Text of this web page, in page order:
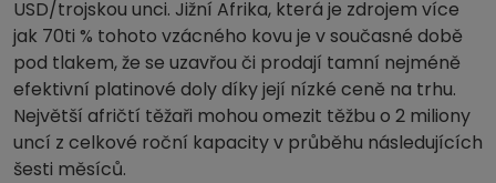
USD/trojskou unci. Jižní Afrika, která je zdrojem více
jak 70ti % tohoto vzácného kovu je v současné době
pod tlakem, že se uzavřou či prodají tamní nejméně
efektivní platinové doly díky její nízké ceně na trhu.
Největší afričtí těžaři mohou omezit těžbu o 2 miliony
uncí z celkové roční kapacity v průběhu následujících
šesti měsíců.